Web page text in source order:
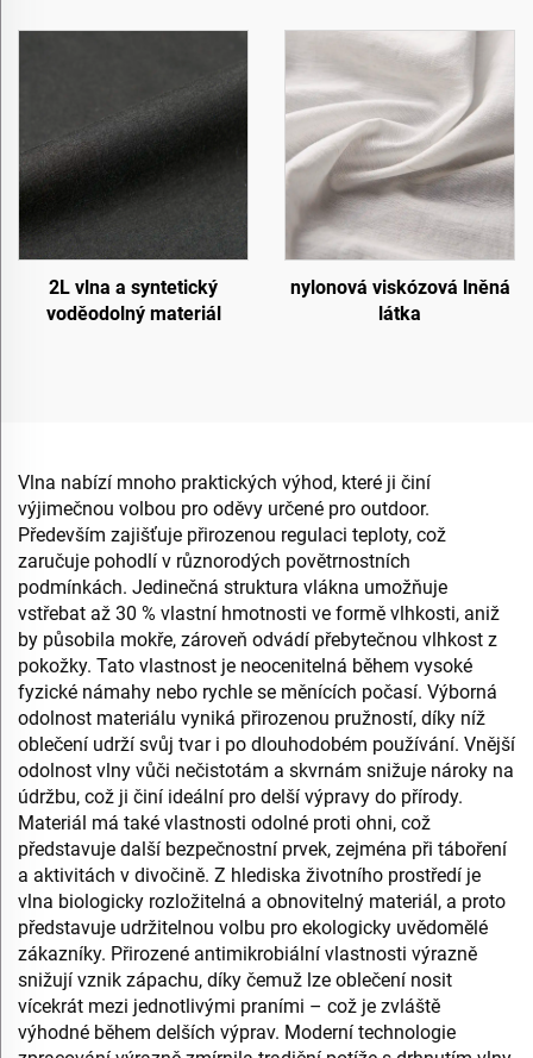
2L vlna a syntetický
voděodolný materiál
nylonová viskózová lněná
látka
Vlna nabízí mnoho praktických výhod, které ji činí
výjimečnou volbou pro oděvy určené pro outdoor.
Především zajišťuje přirozenou regulaci teploty, což
zaručuje pohodlí v různorodých povětrnostních
podmínkách. Jedinečná struktura vlákna umožňuje
vstřebat až 30 % vlastní hmotnosti ve formě vlhkosti, aniž
by působila mokře, zároveň odvádí přebytečnou vlhkost z
pokožky. Tato vlastnost je neocenitelná během vysoké
fyzické námahy nebo rychle se měnících počasí. Výborná
odolnost materiálu vyniká přirozenou pružností, díky níž
oblečení udrží svůj tvar i po dlouhodobém používání. Vnější
odolnost vlny vůči nečistotám a skvrnám snižuje nároky na
údržbu, což ji činí ideální pro delší výpravy do přírody.
Materiál má také vlastnosti odolné proti ohni, což
představuje další bezpečnostní prvek, zejména při táboření
a aktivitách v divočině. Z hlediska životního prostředí je
vlna biologicky rozložitelná a obnovitelný materiál, a proto
představuje udržitelnou volbu pro ekologicky uvědomělé
zákazníky. Přirozené antimikrobiální vlastnosti výrazně
snižují vznik zápachu, díky čemuž lze oblečení nosit
vícekrát mezi jednotlivými praními – což je zvláště
výhodné během delších výprav. Moderní technologie